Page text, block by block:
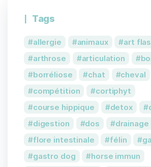
Tags
allergie animaux
art
arthrose
articulation
borréliose
chat cheval
compétition
cortiphyt
course hippique
detox
digestion
dos drainage
flore intestinale
félin
gastro dog
horse immun